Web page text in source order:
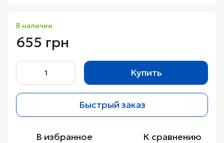
В наличии
655 грн
Купить
Быстрый заказ
В избранное К сравнению